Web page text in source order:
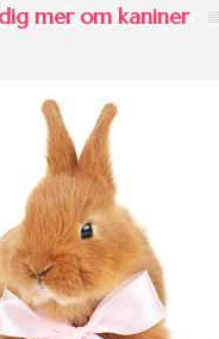
mer om kaniner